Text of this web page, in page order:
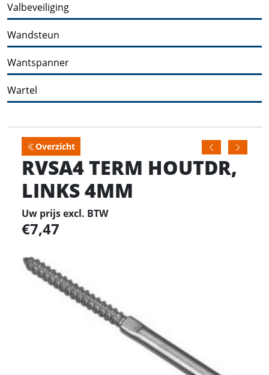
Valbeveiliging
Wandsteun
Wantspanner
Wartel
Overzicht
RVSA4 TERM HOUTDR,
LINKS 4MM
Uw prijs excl. BTW
7,47